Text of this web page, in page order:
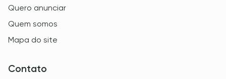
Quero anunciar
Quem somos
Mapa do site
Contato